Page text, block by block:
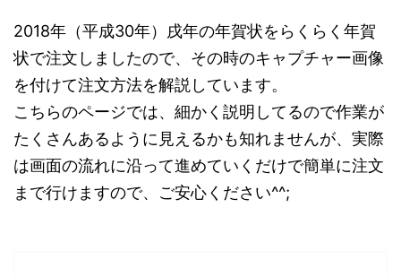
2018年（平成30年）戌年の年賀状をらくらく年賀
状で注文しましたので、その時のキャプチャー画像
を付けて注文方法を解説しています。
こちらのページでは、細かく説明してるので作業が
たくさんあるように見えるかも知れませんが、実際
は画面の流れに沿って進めていくだけで簡単に注文
まで行けますので、ご安心ください^^;